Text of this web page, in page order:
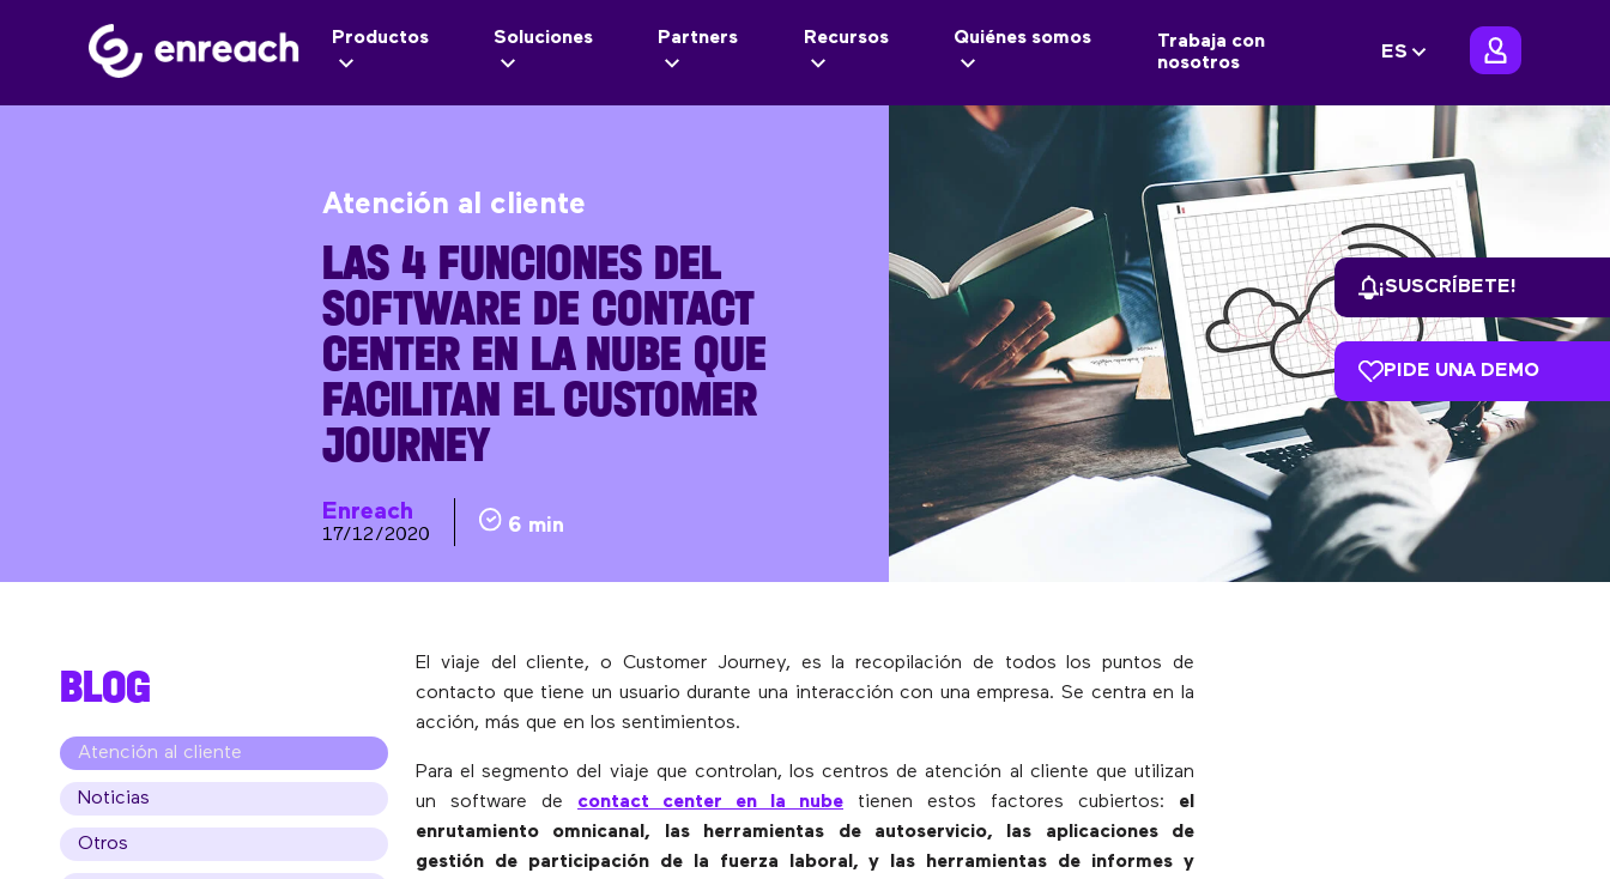
Productos Soluciones Partners Recursos Quiénes somos
Trabaja con
nosotros
ES
Atención al cliente
LAS 4 FUNCIONES DEL
SOFTWARE DE CONTACT
CENTER EN LA NUBE QUE
FACILITAN EL CUSTOMER
JOURNEY
Enreach
17/12/2020 6 min
El viaje del cliente, o Customer Journey, es la recopilación de todos los puntos de
contacto que tiene un usuario durante una interacción con una empresa. Se centra en la
acción, más que en los sentimientos.
Para el segmento del viaje que controlan, los centros de atención al cliente que utilizan
un software de contact center en la nube tienen estos factores cubiertos: el
enrutamiento omnicanal, las herramientas de autoservicio, las aplicaciones de
gestión de participación de la fuerza laboral, y las herramientas de informes y
BLOG
Atención al cliente
Noticias
Otros
¡SUSCRÍBETE!
PIDE UNA DEMO